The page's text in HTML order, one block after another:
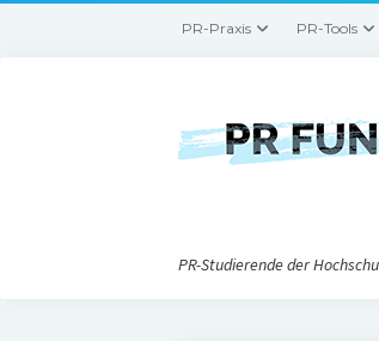
PR-Praxis PR-Tools
PR-Studierende der